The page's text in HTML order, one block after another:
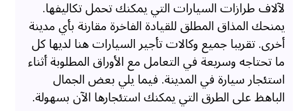
لآلاف طرازات السيارات التي يمكنك تحمل تكاليفها.
يمنحك المذاق المطلق للقيادة الفاخرة مقارنة بأي مدينة
أخرى. تقريبا جميع وكالات تأجير السيارات هنا لديها كل
ما تحتاجه وسريعة في التعامل مع الأوراق المطلوبة أثناء
استئجار سيارة في المدينة. فيما يلي بعض الجمال
الباهظ على الطرق التي يمكنك استئجارها الآن بسهولة.